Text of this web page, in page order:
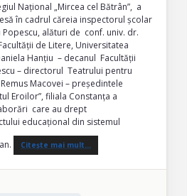
Național „Mircea cel Bătrân”, a
în cadrul căreia inspectorul școlar
alături de conf. univ. dr.
de Litere, Universitatea
Hanțiu – decanul Facultății
– directorul Teatrului pentru
Macovei – președintele
Eroilor”, filiala Constanța a
care au drept
educațional din sistemul
Citește mai mult…